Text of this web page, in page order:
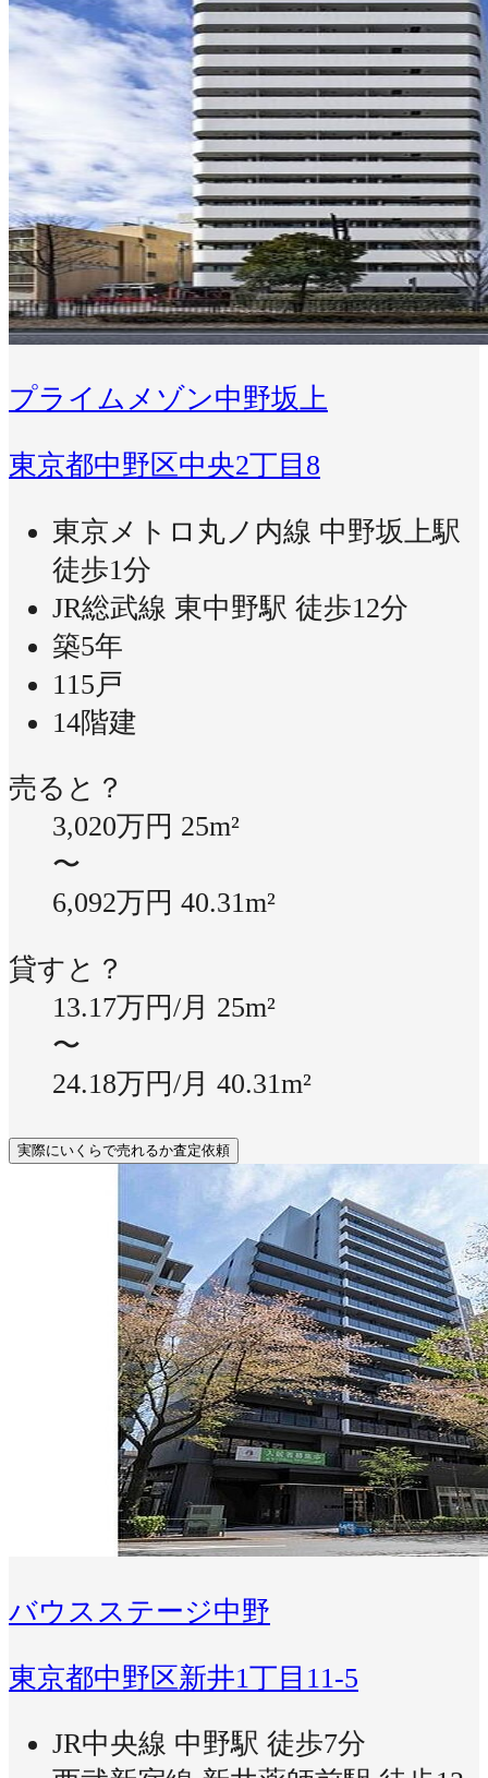
プライムメゾン中野坂上
東京都中野区中央2丁目8
東京メトロ丸ノ内線 中野坂上駅
徒歩1分
JR総武線 東中野駅 徒歩12分
築5年
115戸
14階建
売ると？
3,020万円 25m²
〜
6,092万円 40.31m²
貸すと？
13.17万円/月 25m²
〜
24.18万円/月 40.31m²
実際にいくらで売れるか査定依頼
バウスステージ中野
東京都中野区新井1丁目11-5
JR中央線 中野駅 徒歩7分